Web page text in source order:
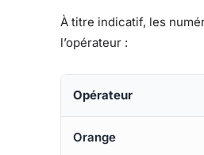
À titre indicatif, les
l’opérateur :
Opérateur
Orange